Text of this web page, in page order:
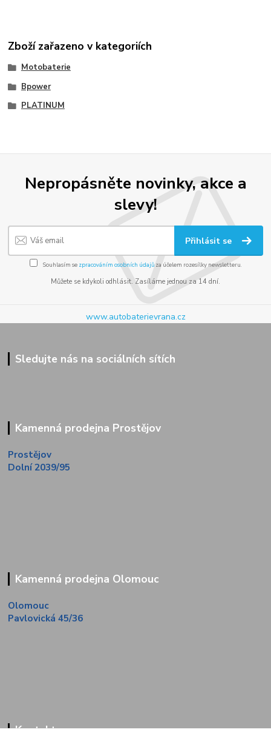
Zboží zařazeno v kategoriích
Motobaterie
Bpower
PLATINUM
Nepropásněte novinky, akce a
slevy!
Přihlásit se
Souhlasím se zpracováním osobních údajůza účelem rozesílky newsletteru.
Můžete se kdykoli odhlásit. Zasíláme jednou za 14 dní.
www.autobaterievrana.cz
Sledujte nás na sociálních sítích
Kamenná prodejna Prostějov
Prostějov
Dolní 2039/95
Kamenná prodejna Olomouc
Olomouc
Pavlovická 45/36
Kontakty